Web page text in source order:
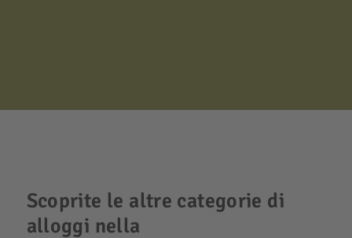
Scoprite le altre categorie di
alloggi nella